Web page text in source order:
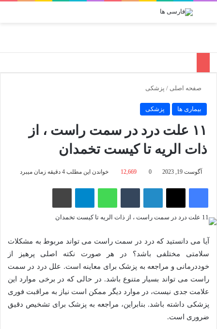
منو
صفحه اصلی / پزشکی
بیماری ها پزشکی
۱۱ علت درد در سمت راست ، از
ذات الریه تا کیست تخمدان
آگوست 19, 2023 0
12,669 خواندن این مطلب 4 دقیقه زمان میبرد
فیسبوک X لینکدین واتس آپ تلگرام
آیا می دانستید که درد در سمت راست می تواند مربوط به مشکلات
سلامتی مختلفی باشد؟ در هر صورت نکته اصلی پرهیز از
خوددرمانی و مراجعه به پزشک برای معاینه است. علل درد در سمت
راست می تواند بسیار متنوع باشد. در حالی که در برخی موارد این
علامت جدی نیست، در موارد دیگر ممکن است نیاز به مراقبت فوری
پزشکی داشته باشد. بنابراین، مراجعه به پزشک برای تشخیص دقیق
ضروری است.